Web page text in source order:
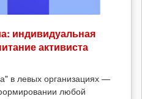
индивидуальная
активиста
в левых организациях —
любой